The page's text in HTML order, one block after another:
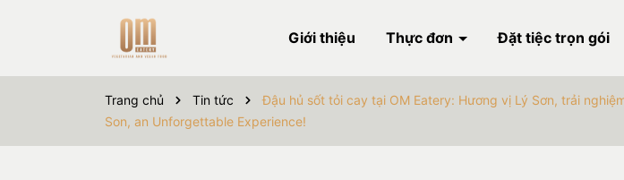
Giới thiệu Thực đơn Đặt tiệc trọn gói
Trang chủ Tin tức
Đậu hủ sốt tỏi cay tại OM Eatery: Hương vị Lý Sơn, trải
Son, an Unforgettable Experience!